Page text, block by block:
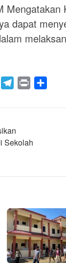
Mengatakan
dapat
Line Telegram
Print
Sekolah